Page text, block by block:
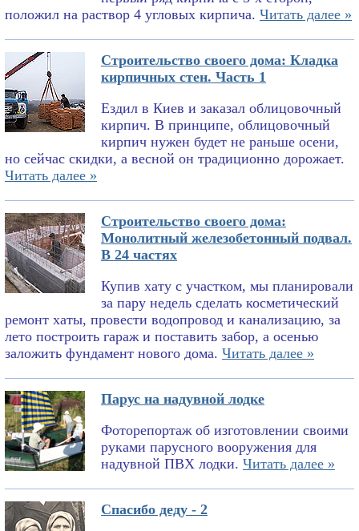
положил на раствор 4 угловых кирпича. Читать далее »
Строительство своего дома: Кладка
кирпичных стен. Часть 1
Ездил в Киев и заказал облицовочный
кирпич. В принципе, облицовочный
кирпич нужен будет не раньше осени,
но сейчас скидки, а весной он традиционно дорожает.
Читать далее »
Строительство своего дома:
Монолитный железобетонный подвал.
В 24 частях
Купив хату с участком, мы планировали
за пару недель сделать косметический
ремонт хаты, провести водопровод и канализацию, за
лето построить гараж и поставить забор, а осенью
заложить фундамент нового дома. Читать далее »
Парус на надувной лодке
Фоторепортаж об изготовлении своими
руками парусного вооружения для
надувной ПВХ лодки. Читать далее »
Спасибо деду - 2